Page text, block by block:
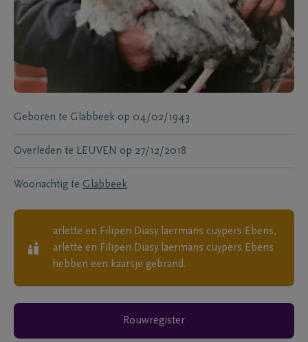
Geboren te Glabbeek op 04/02/1943
Overleden te LEUVEN op 27/12/2018
Woonachtig te Glabbeek
arlette en Filipen Diasy laermans cuypers Ebens,
arlette en Filipen Diasy laermans cuypers Ebens
hebben een kaarsje gebrand.
Rouwregister